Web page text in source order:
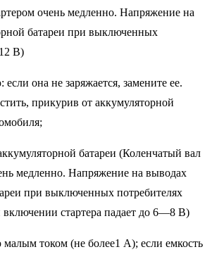
очень медленно. Напряжение на
батареи при выключенных
В)
она не заряжается, замените ее.
прикурив от аккумуляторной
батареи (Коленчатый вал
медленно. Напряжение на выводах
при выключенных потребителях
стартера падает до 6—8 В)
током (не более1 А); если емкость